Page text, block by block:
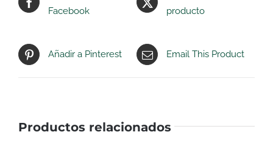
Facebook
producto
Añadir a Pinterest Email This Product
Productos relacionados